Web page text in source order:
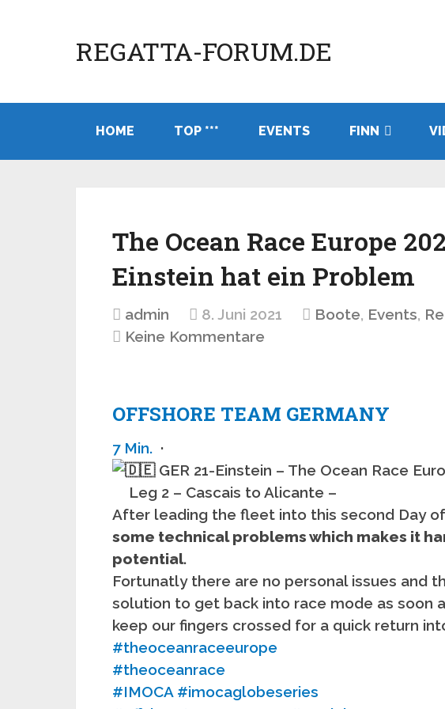
REGATTA-FORUM.DE
HOME TOP *** EVENTS FINN
The Ocean Race Europe
Einstein hat ein Problem
admin 8. Juni 2021 Boote, Events,
Keine Kommentare
OFFSHORE TEAM GERMANY
7 Min. ·
GER 21-Einstein – The Ocean Race
Leg 2 – Cascais to Alicante –
After leading the fleet into this second Day of
some technical problems which makes it
potential.
Fortunatly there are no personal issues and
solution to get back into race mode as soon
keep our fingers crossed for a quick return
#theoceanraceeurope
#theoceanrace
#IMOCA #imocaglobeseries